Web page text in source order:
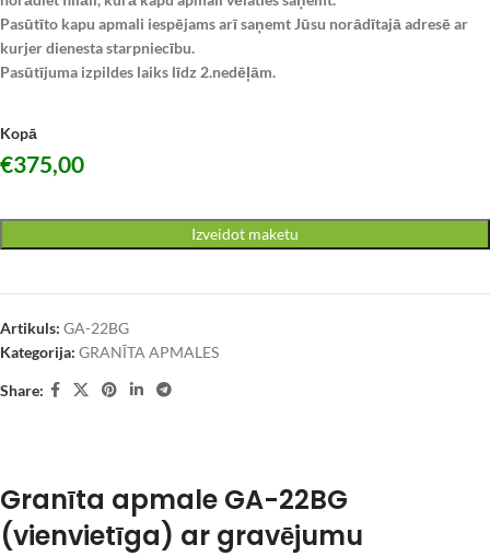
Pasūtīto kapu apmali iespējams arī saņemt Jūsu norādītajā adresē ar
kurjer dienesta starpniecību.
Pasūtījuma izpildes laiks līdz 2.nedēļām.
Kopā
€375,00
Izveidot maketu
Artikuls: GA-22BG
Kategorija: GRANĪTA APMALES
Share:
Granīta apmale GA-22BG
(vienvietīga) ar gravējumu